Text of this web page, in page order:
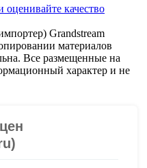
Grandstream
материалов
Все размещенные на
характер и не